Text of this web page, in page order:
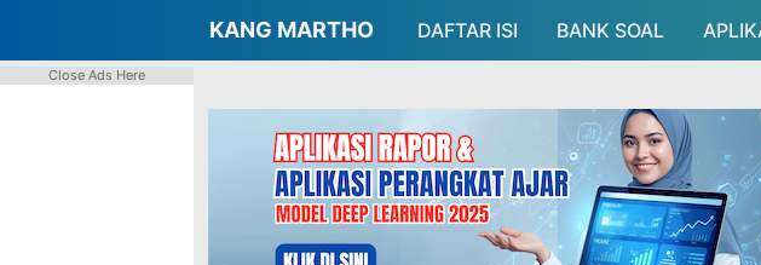
KANG MARTHO DAFTAR ISI BANK SOAL
Close Ads Here